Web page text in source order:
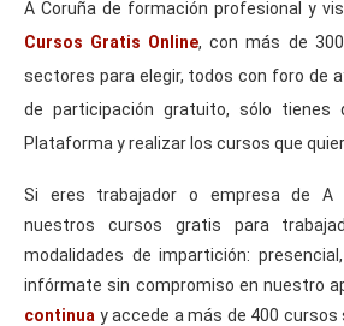
A Coruña de formación profesional y
Cursos Gratis Online, con más de
sectores para elegir, todos con foro de
de participación gratuito, sólo tienes
Plataforma y realizar los cursos que
Si eres trabajador o empresa de A
nuestros cursos gratis para
modalidades de impartición:
infórmate sin compromiso en nuestro
continua y accede a más de 400 cursos